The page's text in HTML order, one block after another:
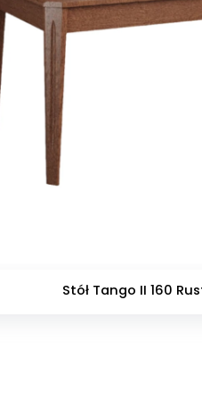
Stół Tango II 160